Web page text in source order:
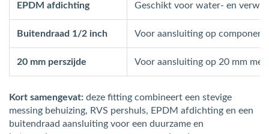
EPDM afdichting Geschikt voor water- en
Buitendraad 1/2 inch Voor aansluiting op
20 mm perszijde Voor aansluiting op 20 mm
Kort samengevat: deze fitting combineert een stevige
messing behuizing, RVS pershuls, EPDM afdichting en een
buitendraad aansluiting voor een duurzame en